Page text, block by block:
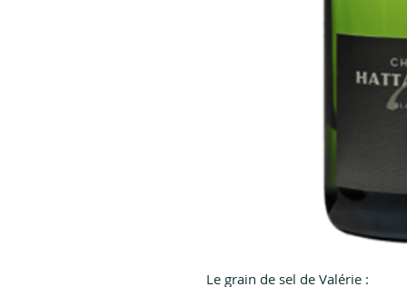
Le grain de sel de Valérie :